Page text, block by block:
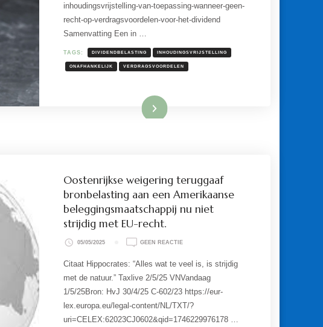
VAN
OP
inhoudingsvrijstelling-van-toepassing-wanneer-geen-
recht-op-verdragsvoordelen-voor-het-dividend
Samenvatting Een in …
TAGS: DIVIDENDBELASTING INHOUDINGSVRIJSTELLING
ONAFHANKELIJK VERDRAGSVOORDELEN
Lees meer
Oostenrijkse weigering teruggaaf
bronbelasting aan een Amerikaanse
beleggingsmaatschappij nu niet
strijdig met EU-recht.
05/05/2025 GEEN REACTIEOP
WEIGERING
TERUGGAAF
BRONBELASTING
EEN
AMERIKAANSE
NU
Citaat Hippocrates: “Alles wat te veel is, is strijdig
met de natuur.” Taxlive 2/5/25 VNVandaag
1/5/25Bron: HvJ 30/4/25 C‑602/23 https://eur-
lex.europa.eu/legal-content/NL/TXT/?
uri=CELEX:62023CJ0602&qid=1746229976178 …